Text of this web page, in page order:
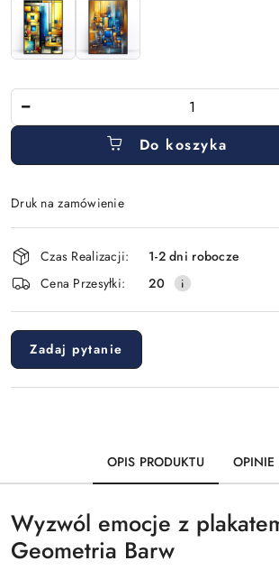
Do koszyka
Druk na zamówienie
Dostępność
i
dostawa
Czas Realizacji:
1-2 dni robocze
Cena Przesyłki:
20
Zadaj pytanie
OPIS PRODUKTU
Wyzwól emocje z
Geometria Barw